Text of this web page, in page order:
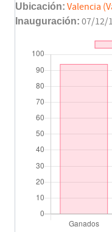
Final del partido
Ubicación: Valencia
Inauguración: 07/12/